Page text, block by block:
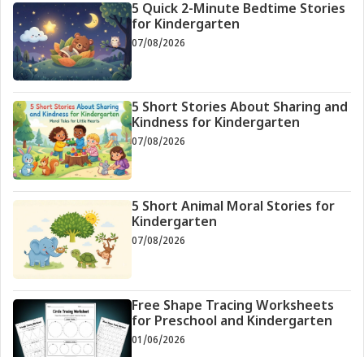
5 Quick 2-Minute Bedtime Stories
for Kindergarten
07/08/2026
5 Short Stories About Sharing and
Kindness for Kindergarten
07/08/2026
5 Short Animal Moral Stories for
Kindergarten
07/08/2026
Free Shape Tracing Worksheets
for Preschool and Kindergarten
01/06/2026